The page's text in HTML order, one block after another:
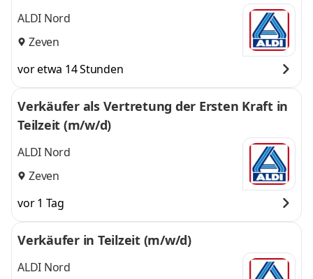
ALDI Nord
Zeven
vor etwa 14 Stunden
Verkäufer als Vertretung der Ersten Kraft in
Teilzeit (m/w/d)
ALDI Nord
Zeven
vor 1 Tag
Verkäufer in Teilzeit (m/w/d)
ALDI Nord